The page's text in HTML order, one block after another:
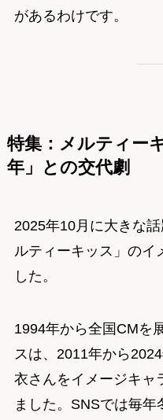
があるわけです。
特集：メルティー
年」との交代劇
2025年10月に大きな
ルティーキッス」のイ
した。
1994年から全国CMを
スは、2011年から
衣さんをイメージキャ
ました。SNSでは毎